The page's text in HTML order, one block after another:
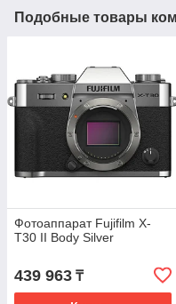
Подобные товары
Фотоаппарат Fujifilm X-
T30 II Body Silver
439 963 ₸